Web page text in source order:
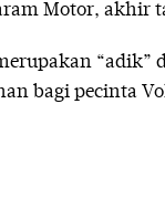
Motor, akhir
bagi pecinta